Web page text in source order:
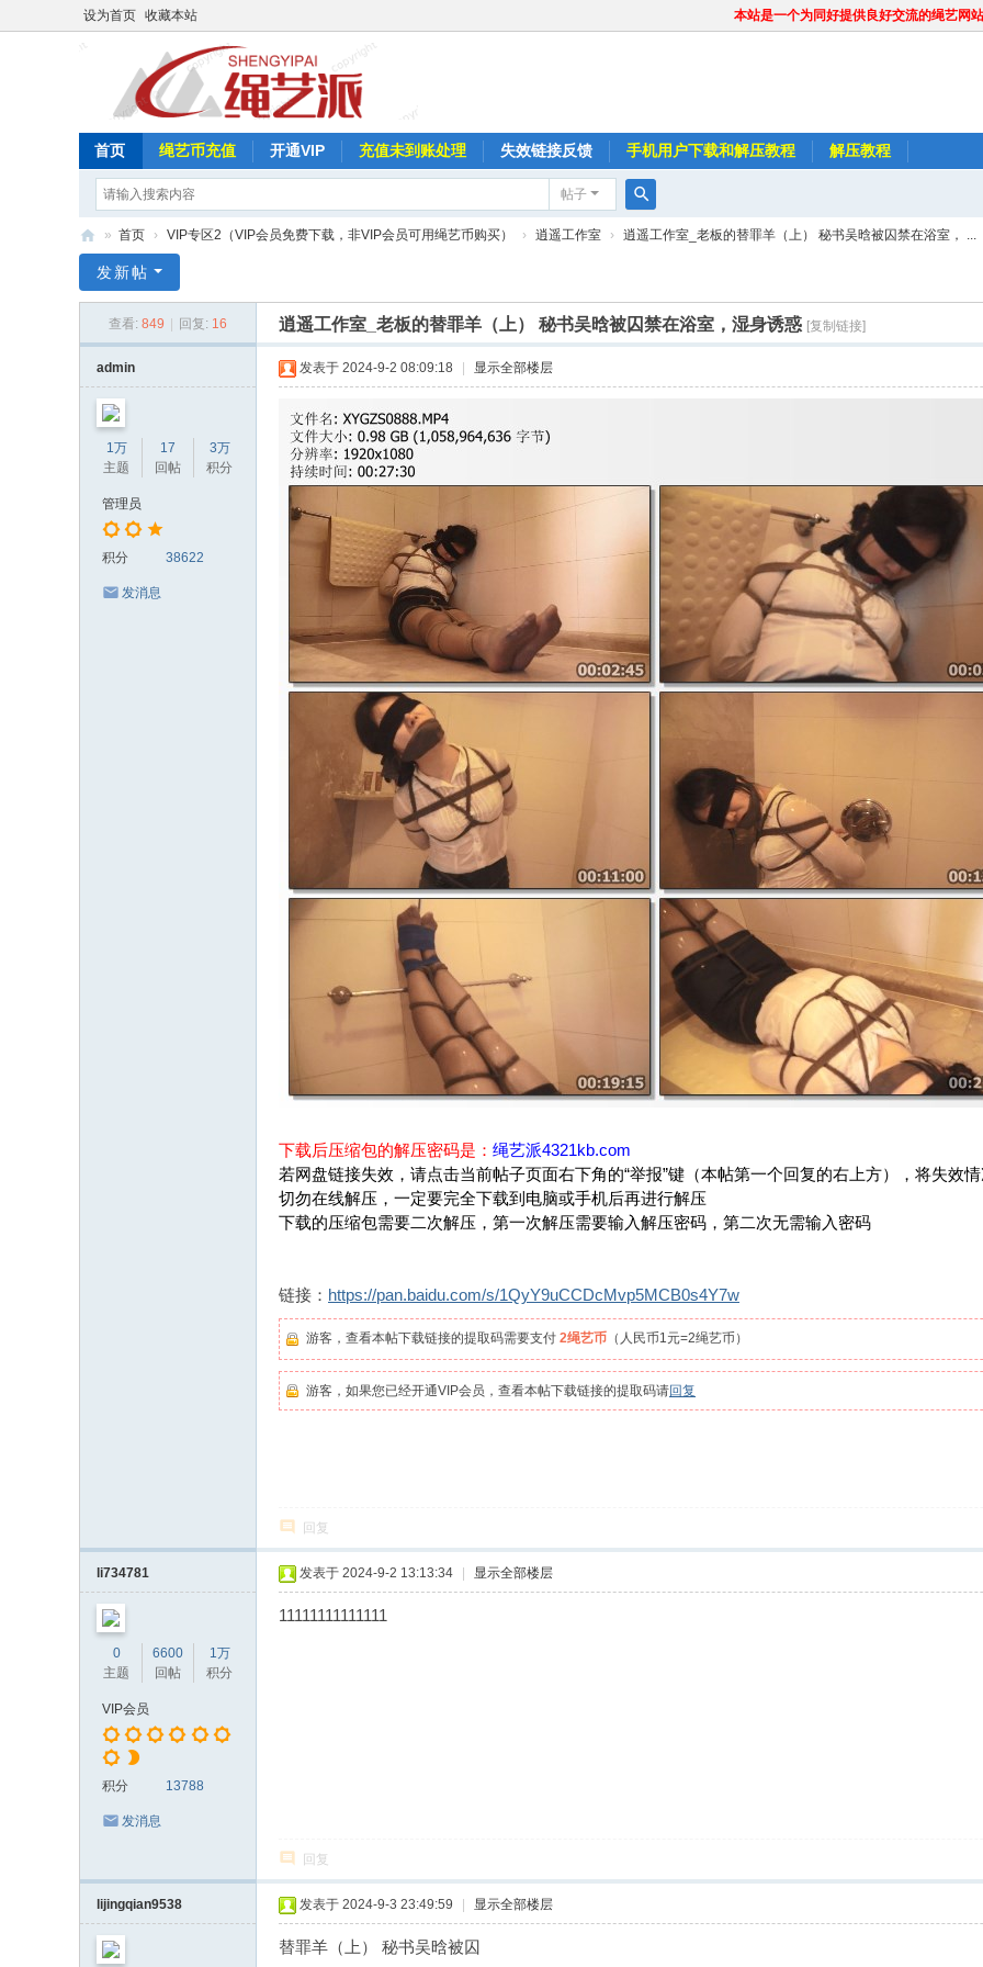
设为首页 收藏本站 本站是一个为同好提供良好交流的绳艺网
首页 绳艺币充值 开通VIP 充值未到账处理 失效链接反馈 手机用户下载和解压教程 解压教程
帖子
搜
艺
» 首页 › VIP专区2（VIP会员免费下载，非VIP会员可用绳艺币购买） › 逍遥工作室 › 逍遥工作室_老板的替罪羊（上） 秘书吴晗被囚禁在浴室， ...
发新帖
查看: 849 回复: 16 逍遥工作室_老板的替罪羊（上） 秘书吴晗被囚禁在浴室，湿身诱惑 [复制链接]
admin
1万
主题
17
回帖
3万
积分
管理员
积分 38622
发消息
发表于 2024-9-2 08:09:18 显示全部楼层
下载后压缩包的解压密码是： 绳艺派4321kb.com
若网盘链接失效，请点击当前帖子页面右下角的“举报”键（本帖第一个回复的右上方），将失效
切勿在线解压，一定要完全下载到电脑或手机后再进行解压
下载的压缩包需要二次解压，第一次解压需要输入解压密码，第二次无需输入密码
链接： https://pan.baidu.com/s/1QyY9uCCDcMvp5MCB0s4Y7w
游客，查看本帖下载链接的提取码需要支付 2绳艺币 （人民币1元=2绳艺币）
游客，如果您已经开通VIP会员，查看本帖下载链接的提取码请回复
回复
li734781
0
主题
6600
回帖
1万
积分
VIP会员
积分 13788
发消息
发表于 2024-9-2 13:13:34 显示全部楼层
11111111111111
回复
lijingqian9538 发表于 2024-9-3 23:49:59 显示全部楼层
替罪羊（上） 秘书吴晗被囚